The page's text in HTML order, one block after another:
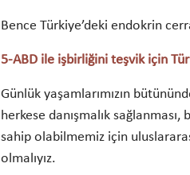
Bence Türkiye’deki endokrin
5-ABD ile işbirliğini teşvik için
Günlük yaşamlarımızın
herkese danışmalık
sahip olabilmemiz için
olmalıyız.